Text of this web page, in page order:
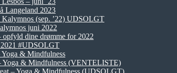
Langeland 2023
Kalymnos (sep. ’22) UDSOLGT
juni 2022
opfyld dine drømme for 2022
2021 #UDSOLGT
Yoga & Mindfulness
Yoga & Mindfulness (VENTELISTE)